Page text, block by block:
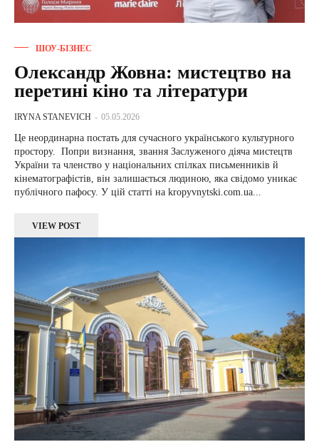
ШОУ-БІЗНЕС
Олександр Жовна: мистецтво на
перетині кіно та літератури
IRYNA STANEVICH - 05.05.2026
Це неординарна постать для сучасного українського культурного
простору. Попри визнання, звання Заслуженого діяча мистецтв
України та членство у національних спілках письменників й
кінематографістів, він залишається людиною, яка свідомо уникає
публічного пафосу. У цій статті на kropyvnytski.com.ua...
VIEW POST